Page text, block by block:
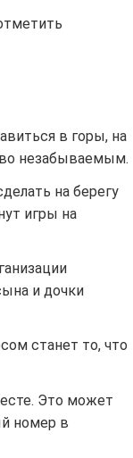
в горы, на
незабываемым.
на берегу
игры на
и дочки
станет то, что
Это может
номер в